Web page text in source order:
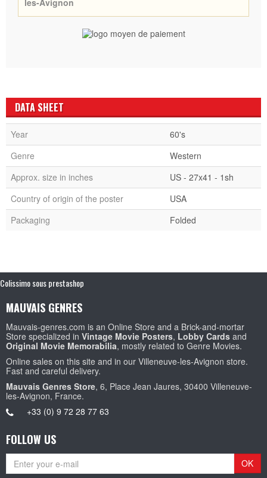
DATA SHEET
Year
60's
Genre
Western
Approx. size in inches
US - 27x41 - 1sh
Country of origin of the poster
USA
Packaging
Folded
Colissimo sous prestashop
MAUVAIS GENRES
Mauvais-genres.com is an Online Store and a Brick-and-mortar
Store specialized in Vintage Movie Posters, Lobby Cards and
Original Movie Memorabilia, mostly related to Genre Movies.
Online sales on this site and in our Villeneuve-les-Avignon store.
Fast and careful delivery.
Mauvais Genres Store, 6, Place Jean Jaures, 30400 Villeneuve-
les-Avignon, France.
+33 (0) 9 72 28 77 63
FOLLOW US
OK